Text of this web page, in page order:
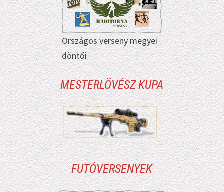
Országos verseny megyei
döntői
MESTERLÖVÉSZ KUPA
FUTÓVERSENYEK